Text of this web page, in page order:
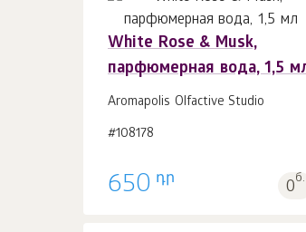
White Rose & Musk,
парфюмерная вода, 1,5
Aromapolis Olfactive Studio
#108178
650 դր 0б.